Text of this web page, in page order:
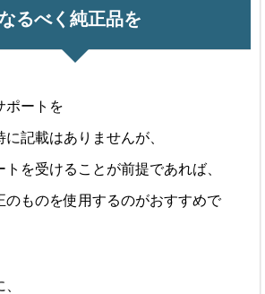
るべく純正品を
ポートを
記載はありませんが、
を受けることが前提であれば、
のものを使用するのがおすすめで